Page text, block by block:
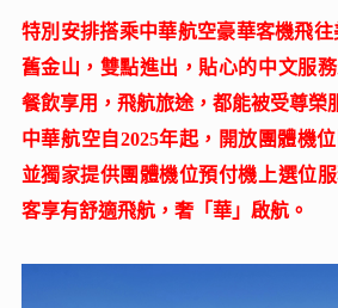
特別安排搭乘中華航空豪華客機飛
舊金山，雙點進出，貼心的中文服
餐飲享用，飛航旅途，都能被受尊榮
中華航空自2025年起，開放團體機
並獨家提供團體機位預付機上選位
客享有舒適飛航，奢「華」啟航。